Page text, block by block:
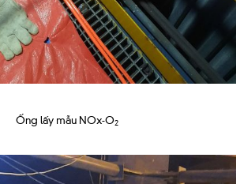
Ống lấy mẫu NOx-O2